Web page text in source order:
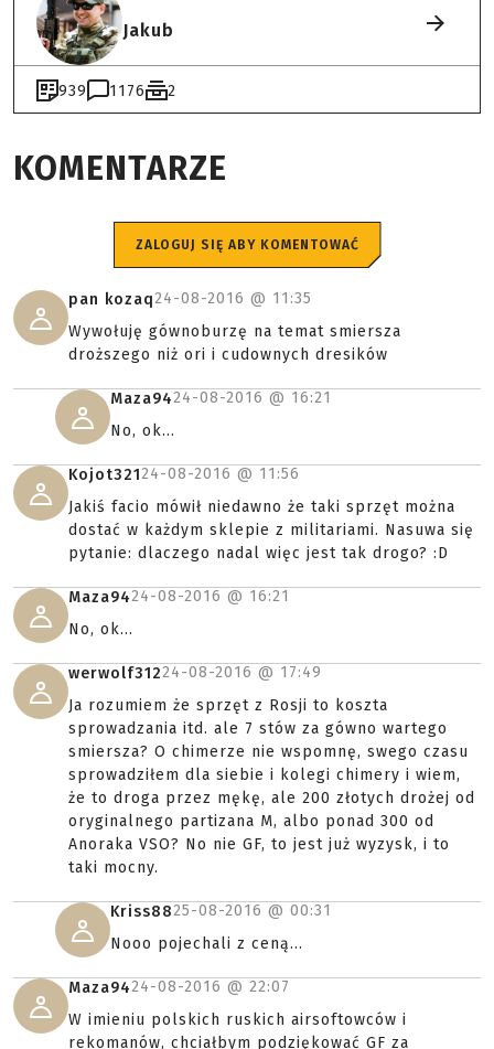
Jakub
939 1176 2
KOMENTARZE
ZALOGUJ SIĘ ABY KOMENTOWAĆ
pan kozaq24-08-2016 @ 11:35
Wywołuję gównoburzę na temat smiersza
droższego niż ori i cudownych dresików
Maza9424-08-2016 @ 16:21
No, ok...
Kojot32124-08-2016 @ 11:56
Jakiś facio mówił niedawno że taki sprzęt można
dostać w każdym sklepie z militariami. Nasuwa się
pytanie: dlaczego nadal więc jest tak drogo? :D
Maza9424-08-2016 @ 16:21
No, ok...
werwolf31224-08-2016 @ 17:49
Ja rozumiem że sprzęt z Rosji to koszta
sprowadzania itd. ale 7 stów za gówno wartego
smiersza? O chimerze nie wspomnę, swego czasu
sprowadziłem dla siebie i kolegi chimery i wiem,
że to droga przez mękę, ale 200 złotych drożej od
oryginalnego partizana M, albo ponad 300 od
Anoraka VSO? No nie GF, to jest już wyzysk, i to
taki mocny.
Kriss8825-08-2016 @ 00:31
Nooo pojechali z ceną...
Maza9424-08-2016 @ 22:07
W imieniu polskich ruskich airsoftowców i
rekomanów, chciałbym podziękować GF za